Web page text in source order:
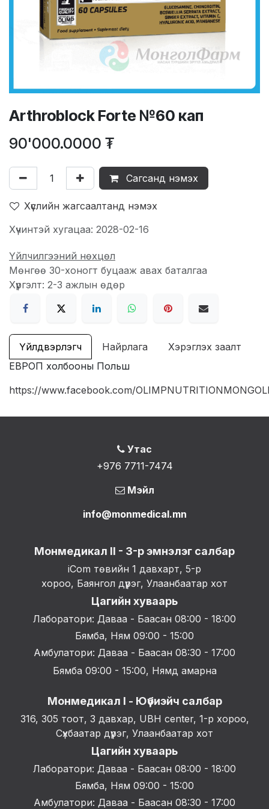
Arthroblock Forte №60 кап
90'000.0000 ₮
Сагсанд нэмэх
Хүслийн жагсаалтанд нэмэх
Хүчинтэй хугацаа: 2028-02-16
Үйлчилгээний нөхцөл
Мөнгөө 30-хоногт буцааж авах баталгаа
Хүргэлт: 2-3 ажлын өдөр
Үйлдвэрлэгч Найрлага
Хэрэглэх заалт
ЕВРОП холбооны Польш
https://www.facebook.com/
Утас
+976 7711-7474
Мэйл
info@monmedical.mn
Монмедикал II - 3-р эмнэлэг салбар
iCom төвийн 1 давхарт, 5-р
хороо, Баянгол дүүрэг, Улаанбаатар хот
Цагийн хуваарь
Лаборатори: Даваа - Баасан 08:00 - 18:00
Бямба, Ням 09:00 - 15:00
Амбулатори: Даваа - Баасан 08:30 - 17:00
Бямба 09:00 - 15:00, Нямд амарна
Монмедикал I - Юүбиэйч салбар
316, 305 тоот, 3 давхар, UBH center, 1-р хороо,
Сүхбаатар дүүрэг, Улаанбаатар хот
Цагийн хуваарь
Лаборатори: Даваа - Баасан 08:00 - 18:00
Бямба, Ням 09:00 - 15:00
Амбулатори: Даваа - Баасан 08:30 - 17:00